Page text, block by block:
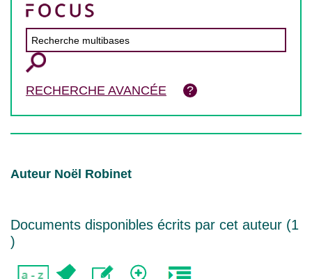
RECHERCHE AVANCÉE
Auteur Noël Robinet
Documents disponibles écrits par cet auteur (1
)